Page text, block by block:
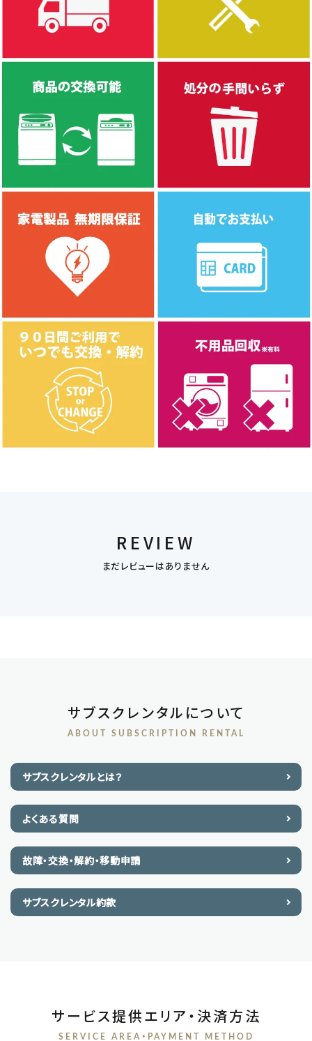
REVIEW
まだレビューはありません
サブスクレンタルについて
ABOUT SUBSCRIPTION RENTAL
サブスクレンタルとは？
よくある質問
故障・交換・解約・移動申請
サブスクレンタル約款
サービス提供エリア・決済方法
SERVICE AREA・PAYMENT METHOD